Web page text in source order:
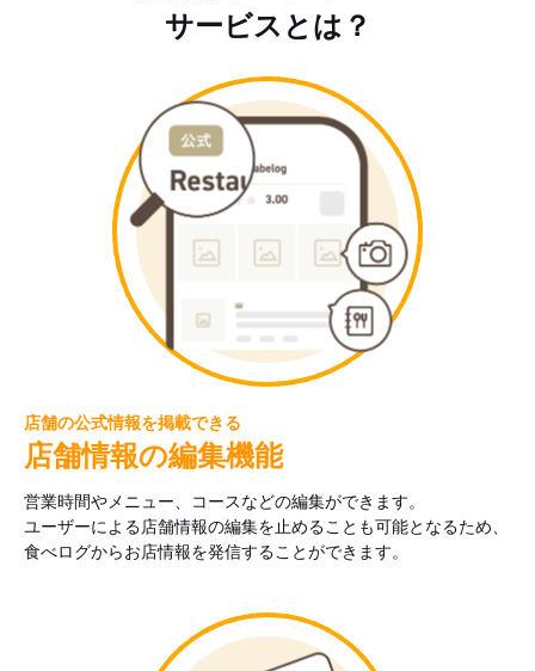
サービスとは？
店舗の公式情報を掲載できる
店舗情報の編集機能
営業時間やメニュー、コースなどの編集ができます。
ユーザーによる店舗情報の編集を止めることも可能となるため、
食べログからお店情報を発信することができます。